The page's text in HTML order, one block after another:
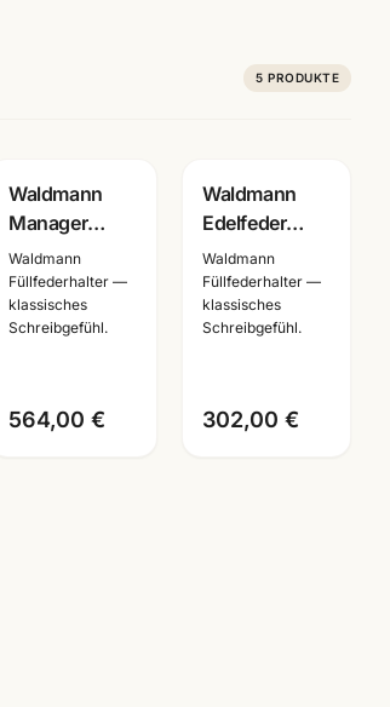
5 PRODUKTE
Waldmann
Manager
Kolbenfueller
925 Sterling
Silber · 5799 ·
mit
Waldmann
Füllfederhalter —
klassisches
Schreibgefühl.
564,00 €
Gravur
Waldmann
Edelfeder
Tintenroller
schwarz · 925
Sterling Silber
· 0149 · mit
Waldmann
Füllfederhalter —
klassisches
Schreibgefühl.
302,00 €